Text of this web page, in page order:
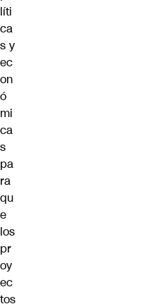
líti
ca
s y
ec
on
ó
mi
ca
s
pa
ra
qu
e
los
pr
oy
ec
tos